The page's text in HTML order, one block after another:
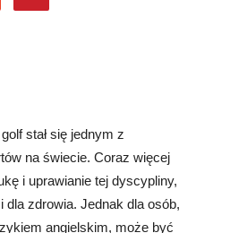
stał się jednym z
na świecie. Coraz więcej
i uprawianie tej dyscypliny,
dla zdrowia. Jednak dla osób,
angielskim, może być